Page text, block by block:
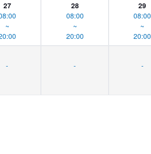
27
~
28
08:00
~
20:00
29
08:00
~
20:00
- - -